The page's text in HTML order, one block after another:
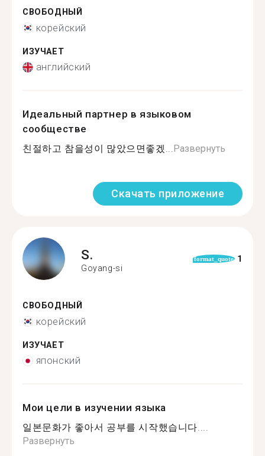
СВОБОДНЫЙ
корейский
ИЗУЧАЕТ
английский
Идеальный партнер в языковом
сообществе
친절하고 참을성이 많았으면좋겠...Развернуть
Скачать приложение
S.
Goyang-si
format_quote 1
СВОБОДНЫЙ
корейский
ИЗУЧАЕТ
японский
Мои цели в изучении языка
일본문화가 좋아서 공부를 시작했습니다....
Развернуть